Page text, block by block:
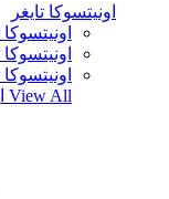
اونيتسوكا تايغر
اونيتسوكا
اونيتسوكا
اونيتسوكا
View All